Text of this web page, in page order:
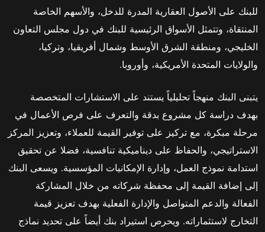
للبنك على الأصول العقارية المدرة للدخل، والأسهم الخاصة
المنتقاة، وتتمثل الأسواق الرئيسية للبنك في دول مجلس التعاون
الخليجي، ومنطقة الشرق الأوسط وشمال أفريقيا، وتركيا،
والولايات المتحدة الأمريكية، وأوروبا.
يتبنى البنك منهجاً تحليلياً يستند على الاستشارات المتخصصة
بهدف دراسة كل مشروع بدقة والتعرف على فرص الأعمال في
مرحلة مبكرة، مع تركيز على توفير القيمة للعملاء، وتعزيز المركز
الاستراتيجي، والحفاظ على ديناميكية تنافسية، فضلا عن تحقيق
استدامة نموذج العمل، وإدارة الإمكانيات المؤسسية. ويسعى البنك
إلى إضافة القيمة إلى محفظة شركاته من خلال المشاركة
الفعالة والدعم المتواصل والإدارة الفعلية بهدف تعزيز قيمة
التخارج لاستثماراته. ويحرص استيراد بنك أيضاً على تحديد نماذج